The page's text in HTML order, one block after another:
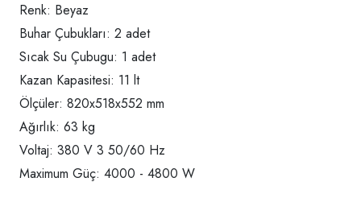
Renk: Beyaz
Buhar Çubukları: 2 adet
Sıcak Su Çubugu: 1 adet
Kazan Kapasitesi: 11 lt
Ölçüler: 820x518x552 mm
Ağırlık: 63 kg
Voltaj: 380 V 3 50/60 Hz
Maximum Güç: 4000 - 4800 W